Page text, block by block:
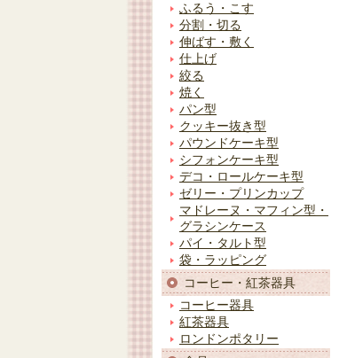
ふるう・こす
分割・切る
伸ばす・敷く
仕上げ
絞る
焼く
パン型
クッキー抜き型
パウンドケーキ型
シフォンケーキ型
デコ・ロールケーキ型
ゼリー・プリンカップ
マドレーヌ・マフィン型・
グラシンケース
パイ・タルト型
袋・ラッピング
コーヒー・紅茶器具
コーヒー器具
紅茶器具
ロンドンポタリー